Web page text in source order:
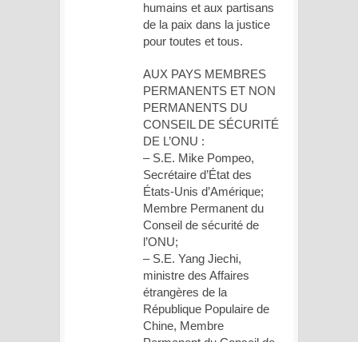
humains et aux partisans
de la paix dans la justice
pour toutes et tous.
AUX PAYS MEMBRES
PERMANENTS ET NON
PERMANENTS DU
CONSEIL DE SÉCURITÉ
DE L’ONU :
– S.E. Mike Pompeo,
Secrétaire d’État des
États-Unis d’Amérique;
Membre Permanent du
Conseil de sécurité de
l’ONU;
– S.E. Yang Jiechi,
ministre des Affaires
étrangères de la
République Populaire de
Chine, Membre